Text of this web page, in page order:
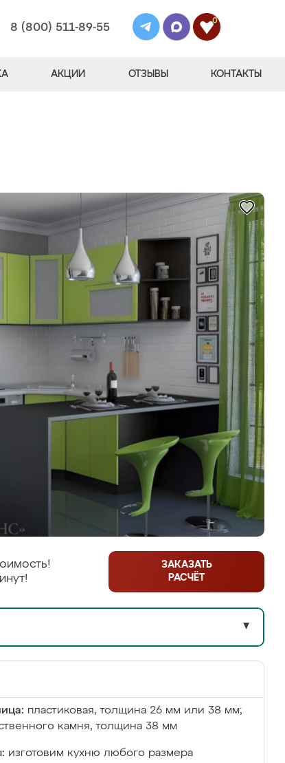
8 (800) 511-89-55
0
АКЦИИ ОТЗЫВЫ КОНТАКТЫ
ЗАКАЗАТЬ
РАСЧЁТ
▼
пластиковая, толщина 26 мм или 38 мм;
камня, толщина 38 мм
изготовим кухню любого размера